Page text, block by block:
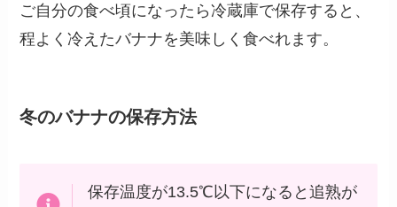
ご自分の食べ頃になったら冷蔵庫で保存すると、
程よく冷えたバナナを美味しく食べれます。
冬のバナナの保存方法
保存温度が13.5℃以下になると追熟が